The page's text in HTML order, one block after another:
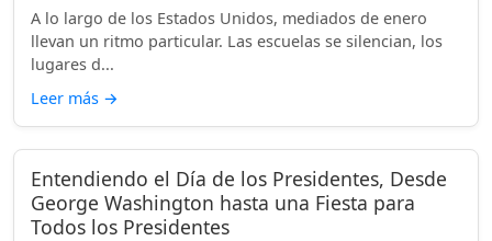
A lo largo de los Estados Unidos, mediados de enero
llevan un ritmo particular. Las escuelas se silencian, los
lugares d...
Leer más →
Entendiendo el Día de los Presidentes, Desde
George Washington hasta una Fiesta para
Todos los Presidentes